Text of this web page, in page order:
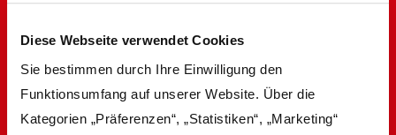
Diese Webseite verwendet Cookies
Sie bestimmen durch Ihre Einwilligung den
Funktionsumfang auf unserer Website. Über die
Kategorien „Präferenzen“, „Statistiken“, „Marketing“